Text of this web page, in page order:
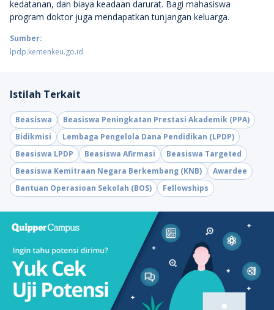
kedatanan, dan biaya keadaan darurat. Bagi mahasiswa
program doktor juga mendapatkan tunjangan keluarga.
Sumber:
lpdp.kemenkeu.go.id
Istilah Terkait
Beasiswa
Beasiswa Peningkatan Prestasi Akademik (PPA)
Bidikmisi
Lembaga Pengelola Dana Pendidikan (LPDP)
Beasiswa LPDP
Beasiswa Afirmasi
Beasiswa Targeted
Beasiswa Kemitraan Negara Berkembang (KNB)
Awardee
Bantuan Operasioan Sekolah (BOS)
Fellowships